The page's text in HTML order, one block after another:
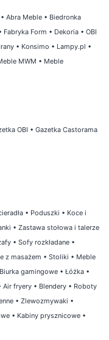
• Abra Meble • Biedronka
Fabryka Form • Dekoria • OBI
• Konsimo • Lampy.pl •
MWM • Meble
OBI • Gazetka Castorama
• Poduszki • Koce i
• Zastawa stołowa i talerze
• Sofy rozkładane •
z masażem • Stoliki • Meble
Biurka gamingowe • Łóżka •
Air fryery • Blendery • Roboty
• Zlewozmywaki •
• Kabiny prysznicowe •